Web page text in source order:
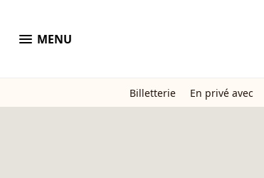
menu MENU
Billetterie En privé avec